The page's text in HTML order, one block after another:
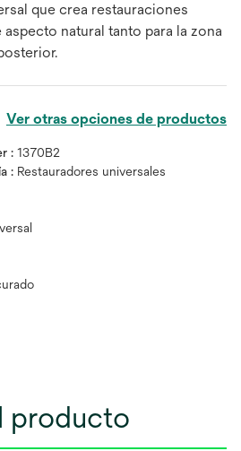
que crea restauraciones
natural tanto para la zona
Ver otras opciones de productos
: 1370B2
: Restauradores universales
producto